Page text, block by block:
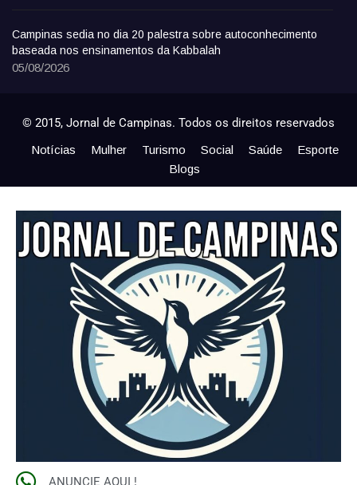
Campinas sedia no dia 20 palestra sobre autoconhecimento
baseada nos ensinamentos da Kabbalah
05/08/2026
© 2015, Jornal de Campinas. Todos os direitos reservados
Notícias Mulher Turismo Social Saúde
Esporte
Blogs
ANUNCIE AQUI !